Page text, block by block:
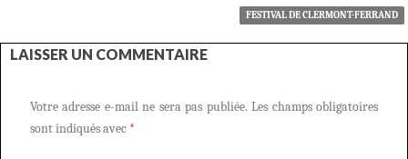
FESTIVAL DE CLERMONT-FERRAND
LAISSER UN COMMENTAIRE
Votre adresse e-mail ne sera pas publiée. Les champs obligatoires
sont indiqués avec *